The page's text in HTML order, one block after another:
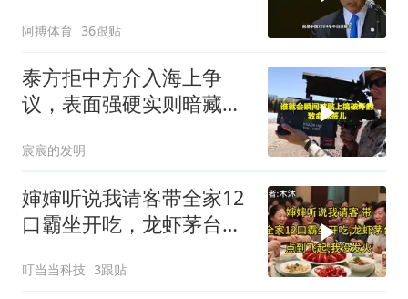
阿搏体育 36跟贴
泰方拒中方介入海上争
议，表面强硬实则暗藏玄
宸宸的发明
婶婶听说我请客带全家12
口霸坐开吃，龙虾茅台点
叮当当科技 3跟贴